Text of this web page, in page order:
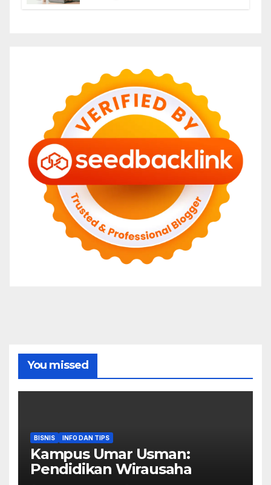
You missed
BISNIS INFO DAN TIPS
Kampus Umar Usman:
Pendidikan Wirausaha